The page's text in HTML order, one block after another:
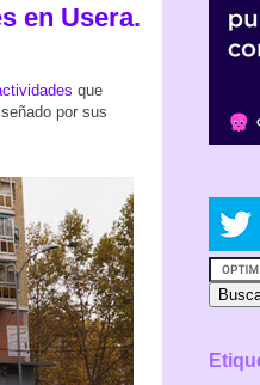
en Usera.
que
por sus